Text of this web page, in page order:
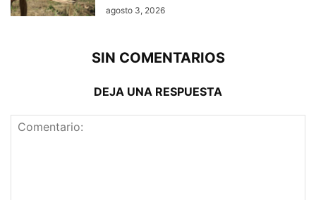
agosto 3, 2026
SIN COMENTARIOS
DEJA UNA RESPUESTA